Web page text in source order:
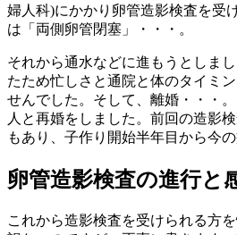
婦人科)にかかり卵管造影検査を受
は「両側卵管閉塞」・・・。
それから通水などに進もうとしま
たため忙しさと通院と体のタイミ
せんでした。そして、離婚・・・
人と再婚をしました。前回の造影
もあり、子作り開始半年目から今
卵管造影検査の進行と
これから造影検査を受けられる方